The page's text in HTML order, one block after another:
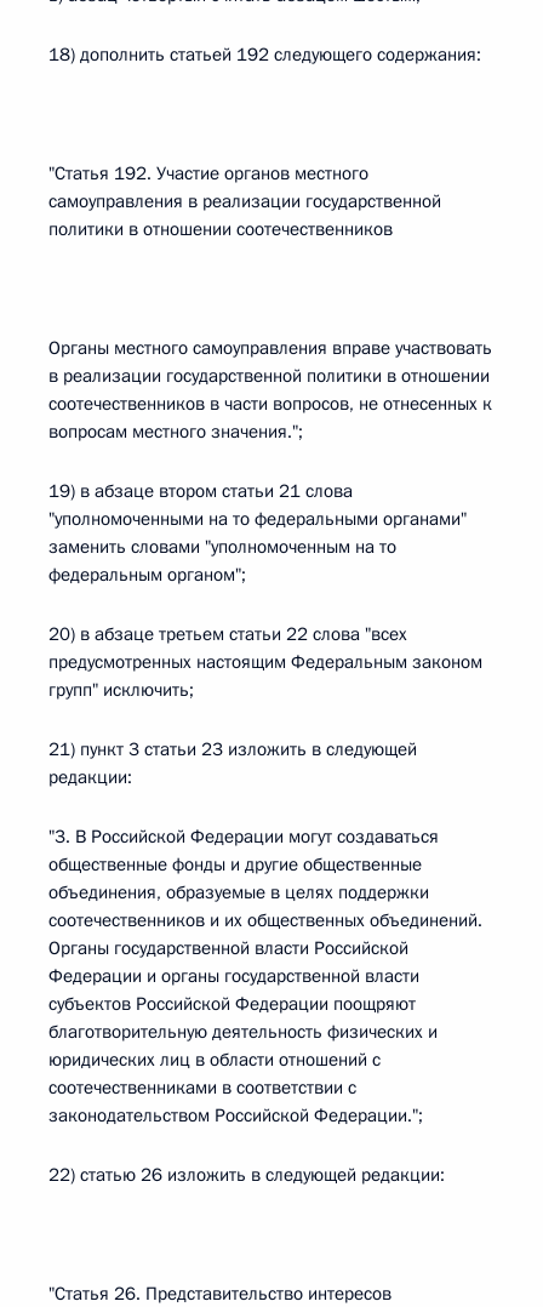
18) дополнить статьей 192 следующего содержания:
"Статья 192. Участие органов местного
самоуправления в реализации государственной
политики в отношении соотечественников
Органы местного самоуправления вправе участвовать
в реализации государственной политики в отношении
соотечественников в части вопросов, не отнесенных к
вопросам местного значения.";
19) в абзаце втором статьи 21 слова
"уполномоченными на то федеральными органами"
заменить словами "уполномоченным на то
федеральным органом";
20) в абзаце третьем статьи 22 слова "всех
предусмотренных настоящим Федеральным законом
групп" исключить;
21) пункт 3 статьи 23 изложить в следующей
редакции:
"3. В Российской Федерации могут создаваться
общественные фонды и другие общественные
объединения, образуемые в целях поддержки
соотечественников и их общественных объединений.
Органы государственной власти Российской
Федерации и органы государственной власти
субъектов Российской Федерации поощряют
благотворительную деятельность физических и
юридических лиц в области отношений с
соотечественниками в соответствии с
законодательством Российской Федерации.";
22) статью 26 изложить в следующей редакции:
"Статья 26. Представительство интересов